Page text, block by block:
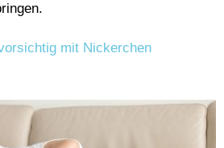
mit Nickerchen